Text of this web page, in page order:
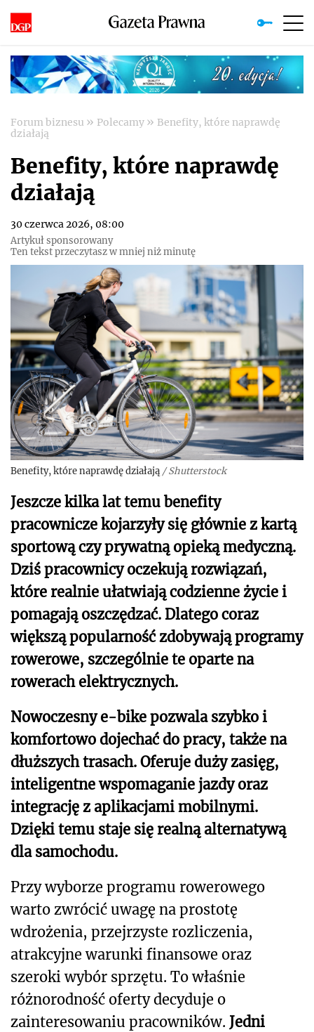
Forum biznesu » Polecamy » Benefity, które naprawdę
działają
Benefity, które naprawdę
działają
30 czerwca 2026, 08:00
Artykuł sponsorowany
Ten tekst przeczytasz w mniej niż minutę
Benefity, które naprawdę działają / Shutterstock
Jeszcze kilka lat temu benefity
pracownicze kojarzyły się głównie z kartą
sportową czy prywatną opieką medyczną.
Dziś pracownicy oczekują rozwiązań,
które realnie ułatwiają codzienne życie i
pomagają oszczędzać. Dlatego coraz
większą popularność zdobywają programy
rowerowe, szczególnie te oparte na
rowerach elektrycznych.
Nowoczesny e-bike pozwala szybko i
komfortowo dojechać do pracy, także na
dłuższych trasach. Oferuje duży zasięg,
inteligentne wspomaganie jazdy oraz
integrację z aplikacjami mobilnymi.
Dzięki temu staje się realną alternatywą
dla samochodu.
Przy wyborze programu rowerowego
warto zwrócić uwagę na prostotę
wdrożenia, przejrzyste rozliczenia,
atrakcyjne warunki finansowe oraz
szeroki wybór sprzętu. To właśnie
różnorodność oferty decyduje o
zainteresowaniu pracowników. Jedni